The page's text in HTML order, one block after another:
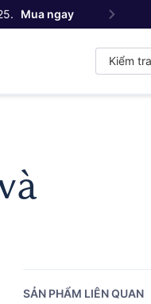
Mua ngay
Kiểm
SẢN PHẨM LIÊN QUAN